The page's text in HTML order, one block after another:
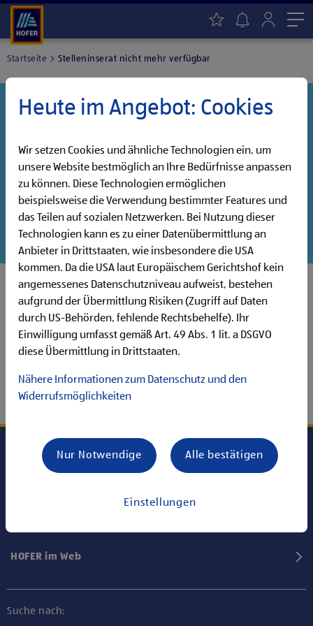
Startseite Stelleninserat nicht mehr verfügbar
haben noch weitere Jobs, die auf dich warten!
Danke für dein Interesse!
Entdecke unsere offenen Jobs oder abonniere deinen
persönlichen Jobalarm:
Jobsuche Jobalarm
HOFER im Web
Suche nach:
Heute im Angebot: Cookies
Wir setzen Cookies und ähnliche Technologien ein, um
unsere Website bestmöglich an Ihre Bedürfnisse anpassen
zu können. Diese Technologien ermöglichen
beispielsweise die Verwendung bestimmter Features und
das Teilen auf sozialen Netzwerken. Bei Nutzung dieser
Technologien kann es zu einer Datenübermittlung an
Anbieter in Drittstaaten, wie insbesondere die USA
kommen. Da die USA laut Europäischem Gerichtshof kein
angemessenes Datenschutzniveau aufweist, bestehen
aufgrund der Übermittlung Risiken (Zugriff auf Daten
durch US-Behörden, fehlende Rechtsbehelfe). Ihr
Einwilligung umfasst gemäß Art. 49 Abs. 1 lit. a DSGVO
diese Übermittlung in Drittstaaten.
Nähere Informationen zum Datenschutz und den
Widerrufsmöglichkeiten
Einstellungen
Nur Notwendige Alle bestätigen